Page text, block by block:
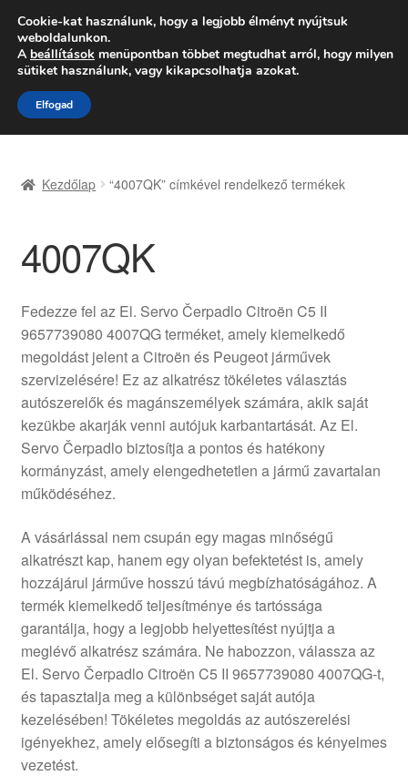
SZÁLLÍTÁS 2618 Ft-tól
Hétfő-Péntek 9:00–16:0006 80 088 054
Ugrás
a
navigációhoz
Kilépés
a
tartalomba
Adatvédelmi irányelvek
Felhasználási feltételek
Kifizetések
Panasz
Panaszkezelési szabályzat
Pénztár
Rólunk
Saját fiókom
Szállítás
Szállítás világszerte
Szekér
Kezdőlap “4007QK” címkével rendelkező termékek
4007QK
Fedezze fel az El. Servo Čerpadlo Citroën C5 II
9657739080 4007QG terméket, amely kiemelkedő
megoldást jelent a Citroën és Peugeot járművek
szervizelésére! Ez az alkatrész tökéletes választás
autószerelők és magánszemélyek számára, akik saját
kezükbe akarják venni autójuk karbantartását. Az El.
Servo Čerpadlo biztosítja a pontos és hatékony
kormányzást, amely elengedhetetlen a jármű zavartalan
működéséhez.
A vásárlással nem csupán egy magas minőségű
alkatrészt kap, hanem egy olyan befektetést is, amely
hozzájárul járműve hosszú távú megbízhatóságához. A
termék kiemelkedő teljesítménye és tartóssága
garantálja, hogy a legjobb helyettesítést nyújtja a
meglévő alkatrész számára. Ne habozzon, válassza az
El. Servo Čerpadlo Citroën C5 II 9657739080 4007QG-t,
és tapasztalja meg a különbséget saját autója
kezelésében! Tökéletes megoldás az autószerelési
igényekhez, amely elősegíti a biztonságos és kényelmes
vezetést.
Cookie-kat használunk, hogy a legjobb élményt nyújtsuk
weboldalunkon.
A beállítások menüpontban többet megtudhat arról, hogy milyen
sütiket használunk, vagy kikapcsolhatja azokat.
Elfogad